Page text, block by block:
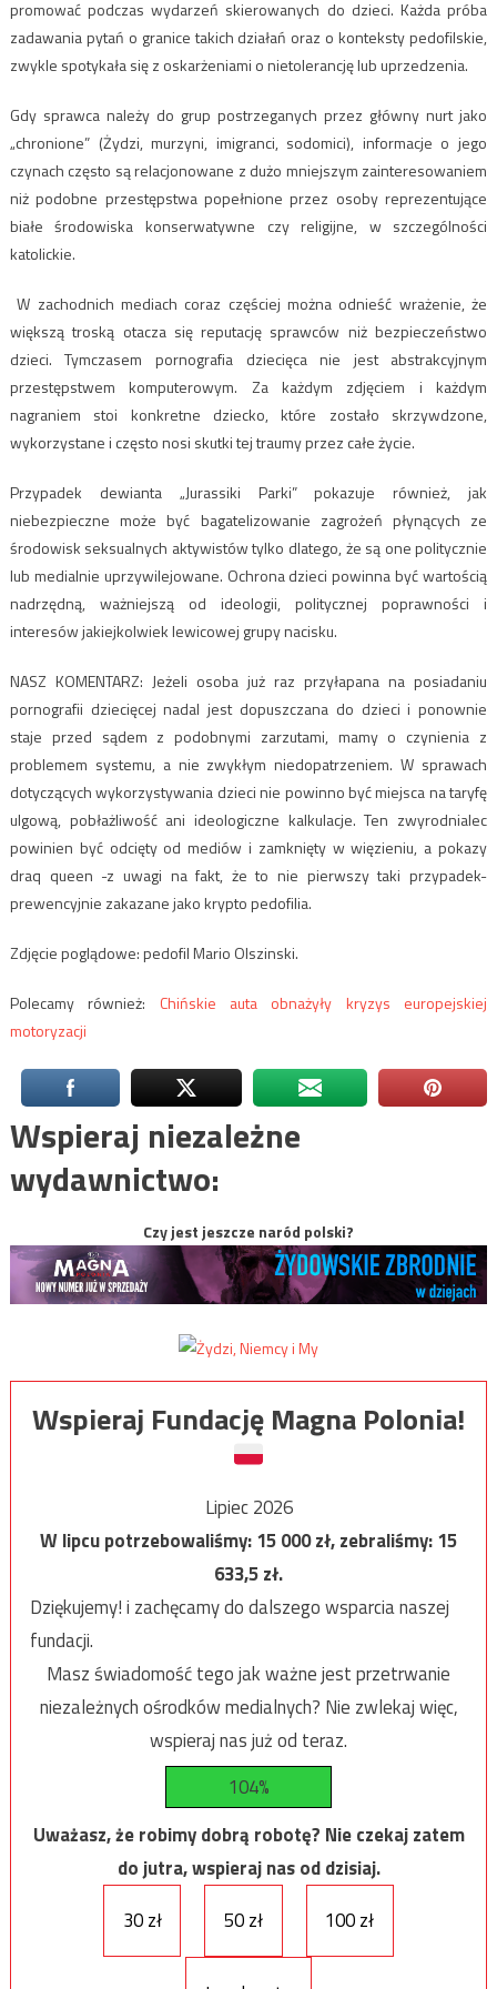
promować podczas wydarzeń skierowanych do dzieci. Każda próba
zadawania pytań o granice takich działań oraz o konteksty pedofilskie,
zwykle spotykała się z oskarżeniami o nietolerancję lub uprzedzenia.
Gdy sprawca należy do grup postrzeganych przez główny nurt jako
„chronione” (Żydzi, murzyni, imigranci, sodomici), informacje o jego
czynach często są relacjonowane z dużo mniejszym zainteresowaniem
niż podobne przestępstwa popełnione przez osoby reprezentujące
białe środowiska konserwatywne czy religijne, w szczególności
katolickie.
W zachodnich mediach coraz częściej można odnieść wrażenie, że
większą troską otacza się reputację sprawców niż bezpieczeństwo
dzieci. Tymczasem pornografia dziecięca nie jest abstrakcyjnym
przestępstwem komputerowym. Za każdym zdjęciem i każdym
nagraniem stoi konkretne dziecko, które zostało skrzywdzone,
wykorzystane i często nosi skutki tej traumy przez całe życie.
Przypadek dewianta „Jurassiki Parki” pokazuje również, jak
niebezpieczne może być bagatelizowanie zagrożeń płynących ze
środowisk seksualnych aktywistów tylko dlatego, że są one politycznie
lub medialnie uprzywilejowane. Ochrona dzieci powinna być wartością
nadrzędną, ważniejszą od ideologii, politycznej poprawności i
interesów jakiejkolwiek lewicowej grupy nacisku.
NASZ KOMENTARZ: Jeżeli osoba już raz przyłapana na posiadaniu
pornografii dziecięcej nadal jest dopuszczana do dzieci i ponownie
staje przed sądem z podobnymi zarzutami, mamy o czynienia z
problemem systemu, a nie zwykłym niedopatrzeniem. W sprawach
dotyczących wykorzystywania dzieci nie powinno być miejsca na taryfę
ulgową, pobłażliwość ani ideologiczne kalkulacje. Ten zwyrodnialec
powinien być odcięty od mediów i zamknięty w więzieniu, a pokazy
draq queen -z uwagi na fakt, że to nie pierwszy taki przypadek-
prewencyjnie zakazane jako krypto pedofilia.
Zdjęcie poglądowe: pedofil Mario Olszinski.
Polecamy również: Chińskie auta obnażyły kryzys europejskiej
motoryzacji
Wspieraj niezależne
wydawnictwo:
Czy jest jeszcze naród polski?
Wspieraj Fundację Magna Polonia!
Lipiec 2026
W lipcu potrzebowaliśmy:15 000zł, zebraliśmy:15
633,5zł.
Dziękujemy! i zachęcamy do dalszego wsparcia naszej
fundacji.
Masz świadomość tego jak ważne jest przetrwanie
niezależnych ośrodków medialnych? Nie zwlekaj więc,
wspieraj nas już od teraz.
104%
Uważasz, że robimy dobrą robotę? Nie czekaj zatem
do jutra, wspieraj nas od dzisiaj.
30 zł
50 zł 100 zł